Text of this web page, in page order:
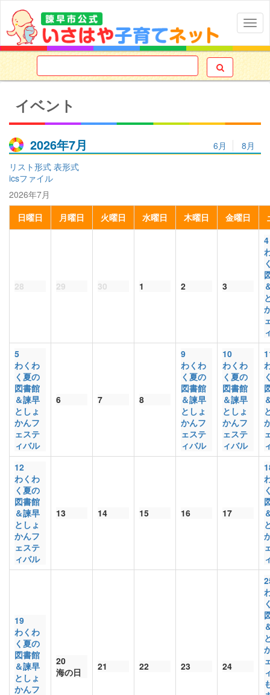

イベント
2026年7月
リスト形式 表形式
icsファイル
6月 8月
2026年7月
日曜日 月曜日 火曜日 水曜日 木曜日 金曜日
28 29 30 1 2 3
4
5
わくわ
く夏の
図書館
＆諫早
としょ
かんフ
ェステ
ィバル
6 7 8
9
わくわ
く夏の
図書館
＆諫早
としょ
かんフ
ェステ
ィバル
10
わくわ
く夏の
図書館
＆諫早
としょ
かんフ
ェステ
ィバル
12
わくわ
く夏の
図書館
＆諫早
としょ
かんフ
ェステ
ィバル
13 14 15 16 17
19
わくわ
く夏の
図書館
＆諫早
としょ
かんフ
20
海の日
21 22 23 24